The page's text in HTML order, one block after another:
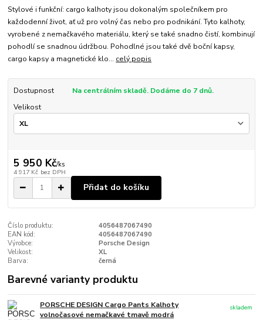
Stylové i funkční: cargo kalhoty jsou dokonalým společníkem pro
každodenní život, ať už pro volný čas nebo pro podnikání. Tyto kalhoty,
vyrobené z nemačkavého materiálu, který se také snadno čistí, kombinují
pohodlí se snadnou údržbou. Pohodlné jsou také dvě boční kapsy,
cargo kapsy a magnetické klo... celý popis
Dostupnost
Na centrálním skladě. Dodáme do 7 dnů.
Velikost
5 950 Kč/ks
4 917 Kč bez DPH
Přidat do košíku
Číslo produktu:
4056487067490
EAN kód:
4056487067490
Výrobce:
Porsche Design
Velikost:
XL
Barva:
černá
Barevné varianty produktu
PORSCHE DESIGN Cargo Pants Kalhoty
volnočasové nemačkavé tmavě modrá
skladem